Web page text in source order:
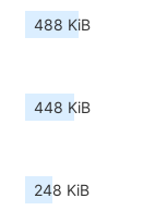
488 KiB
448 KiB
248 KiB